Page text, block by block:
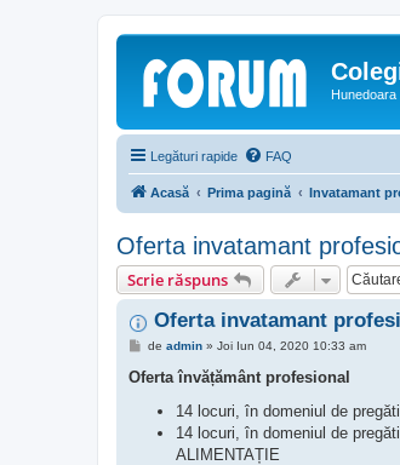
Hunedoara
Legături rapide FAQ
Acasă Prima pagină Invatamant
Oferta invatamant
Scrie răspuns
Oferta invatamant
M
s
de admin» Joi Iun 04, 2020 10:33 am
Oferta învățământ profesional
14 locuri, în domeniul de
14 locuri, în domeniul de
ALIMENTAȚIE